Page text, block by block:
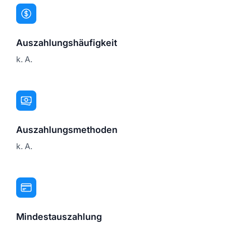
Auszahlungshäufigkeit
k. A.
Auszahlungsmethoden
k. A.
Mindestauszahlung